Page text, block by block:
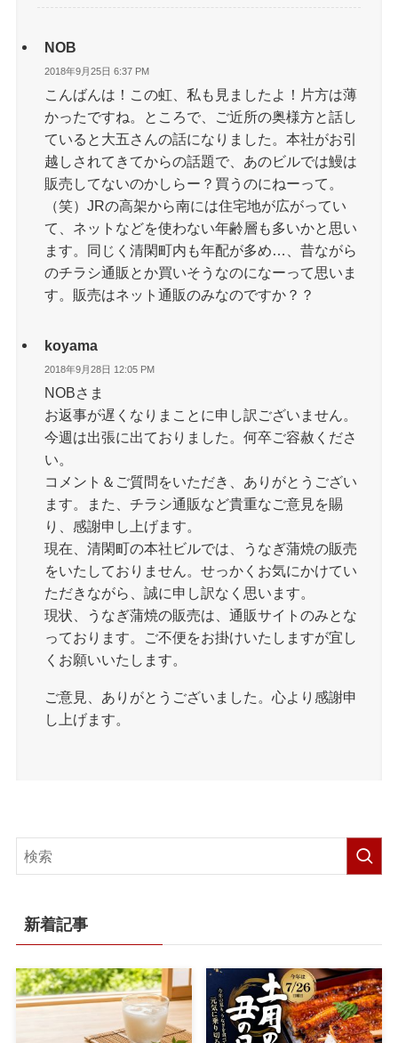
NOB
2018年9月25日 6:37 PM
こんばんは！この虹、私も見ましたよ！片方は薄
かったですね。ところで、ご近所の奥様方と話し
ていると大五さんの話になりました。本社がお引
越しされてきてからの話題で、あのビルでは鰻は
販売してないのかしらー？買うのにねーって。
（笑）JRの高架から南には住宅地が広がってい
て、ネットなどを使わない年齢層も多いかと思い
ます。同じく清閑町内も年配が多め…、昔ながら
のチラシ通販とか買いそうなのになーって思いま
す。販売はネット通販のみなのですか？？
koyama
2018年9月28日 12:05 PM
NOBさま
お返事が遅くなりまことに申し訳ございません。
今週は出張に出ておりました。何卒ご容赦くださ
い。
コメント＆ご質問をいただき、ありがとうござい
ます。また、チラシ通販など貴重なご意見を賜
り、感謝申し上げます。
現在、清閑町の本社ビルでは、うなぎ蒲焼の販売
をいたしておりません。せっかくお気にかけてい
ただきながら、誠に申し訳なく思います。
現状、うなぎ蒲焼の販売は、通販サイトのみとな
っております。ご不便をお掛けいたしますが宜し
くお願いいたします。
ご意見、ありがとうございました。心より感謝申
し上げます。
新着記事